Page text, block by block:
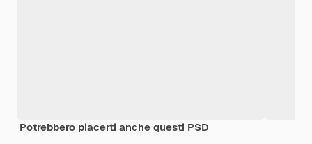
Potrebbero piacerti anche questi PSD